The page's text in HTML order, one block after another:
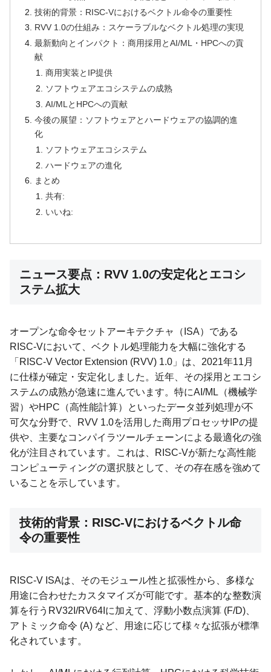
技術的背景：RISC-Vにおけるベクトル命令の重要性
RVV 1.0の仕組み：スケーラブルなベクトル処理の実現
最新動向とインパクト：商用採用とAI/ML・HPCへの貢
献
商用実装とIP提供
ソフトウェアエコシステムの成熟
AI/MLとHPCへの貢献
今後の展望：ソフトウェアとハードウェアの協調的進
化
ソフトウェアエコシステム
ハードウェアの進化
まとめ
共有:
いいね:
ニュース要点：RVV 1.0の安定化とエコシ
ステム拡大
オープンな命令セットアーキテクチャ（ISA）である
RISC-Vにおいて、ベクトル処理能力を大幅に強化する
「RISC-V Vector Extension (RVV) 1.0」は、2021年11月
に仕様が確定・安定化しました。近年、その採用とエコシ
ステムの成熟が急速に進んでいます。特にAI/ML（機械学
習）やHPC（高性能計算）といったデータ並列処理が不
可欠な分野で、RVV 1.0を活用した商用プロセッサIPの提
供や、主要なコンパイラツールチェーンによる最適化の強
化が注目されています。これは、RISC-Vが新たな高性能
コンピューティングの選択肢として、その存在感を強めて
いることを示しています。
技術的背景：RISC-Vにおけるベクトル命
令の重要性
RISC-V ISAは、そのモジュール性と拡張性から、多様な
用途に合わせたカスタマイズが可能です。基本的な整数演
算を行うRV32I/RV64Iに加えて、浮動小数点演算 (F/D)、
アトミック命令 (A) など、用途に応じて様々な拡張が標準
化されています。